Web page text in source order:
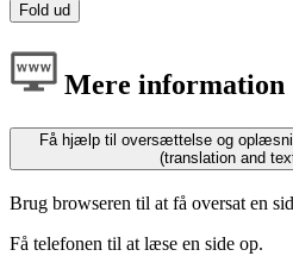
Fold ud
Mere information
Få hjælp til oversættelse og
(translation and
Brug browseren til at få oversat en
Få telefonen til at læse en side op.